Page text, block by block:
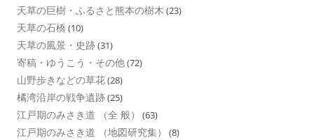
天草の巨樹・ふるさと熊本の樹木 (23)
天草の石橋 (10)
天草の風景・史跡(31)
寄稿・ゆうこう・その他(72)
山野歩きなどの草花(28)
橘湾沿岸の戦争遺跡(25)
江戸期のみさき道 （全 般） (63)
江戸期のみさき道 （地図研究集） (8)